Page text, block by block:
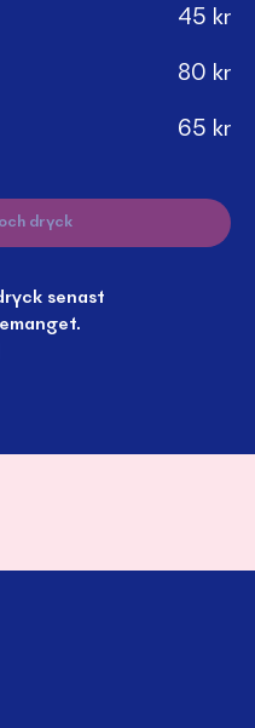
45 kr
80 kr
65 kr
dryck
senast